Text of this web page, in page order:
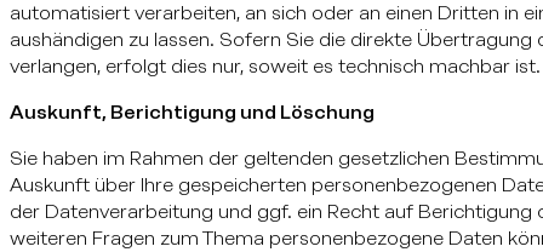
automatisiert verarbeiten, an sich oder an einen Dritten in
aushändigen zu lassen. Sofern Sie die direkte
verlangen, erfolgt dies nur, soweit es technisch machbar ist.
Auskunft, Berichtigung und Löschung
Sie haben im Rahmen der geltenden gesetzlichen
Auskunft über Ihre gespeicherten personenbezogenen
der Datenverarbeitung und ggf. ein Recht auf Berichtigung
weiteren Fragen zum Thema personenbezogene Daten